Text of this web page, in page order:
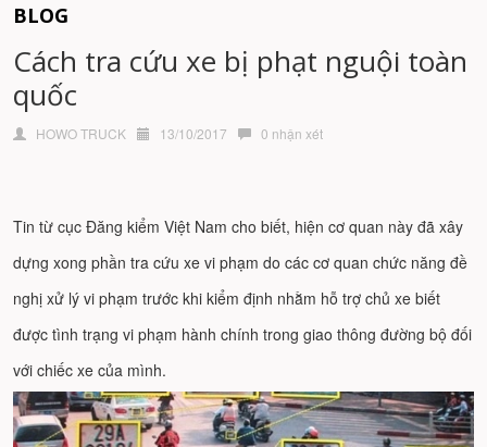
BLOG
Cách tra cứu xe bị phạt nguội toàn
quốc
HOWO TRUCK 13/10/2017 0 nhận xét
Tin từ cục Đăng kiểm Việt Nam cho biết, hiện cơ quan này đã xây
dựng xong phần tra cứu xe vi phạm do các cơ quan chức năng đề
nghị xử lý vi phạm trước khi kiểm định nhằm hỗ trợ chủ xe biết
được tình trạng vi phạm hành chính trong giao thông đường bộ đối
với chiếc xe của mình.